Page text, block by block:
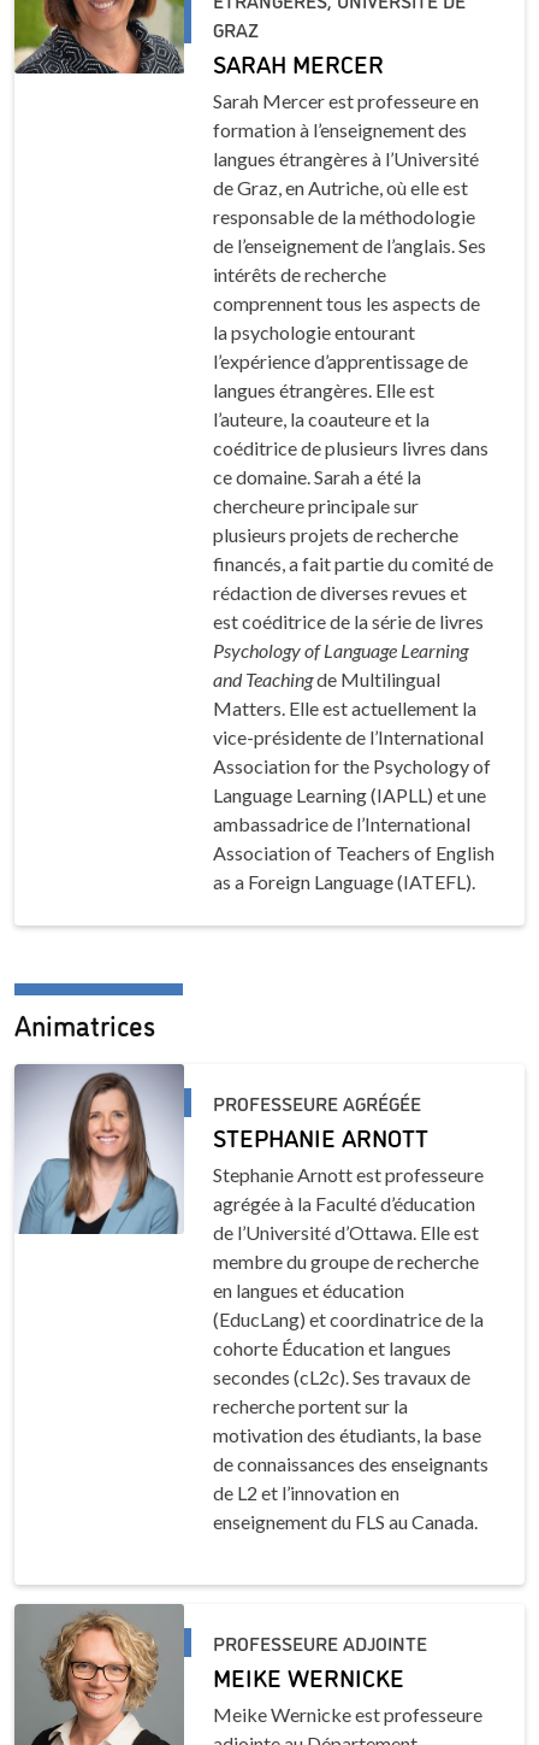
GRAZ
SARAH MERCER
Sarah Mercer est professeure en
formation à l’enseignement des
langues étrangères à l’Université
de Graz, en Autriche, où elle est
responsable de la méthodologie
de l’enseignement de l’anglais. Ses
intérêts de recherche
comprennent tous les aspects de
la psychologie entourant
l’expérience d’apprentissage de
langues étrangères. Elle est
l’auteure, la coauteure et la
coéditrice de plusieurs livres dans
ce domaine. Sarah a été la
chercheure principale sur
plusieurs projets de recherche
financés, a fait partie du comité de
rédaction de diverses revues et
est coéditrice de la série de livres
Psychology of Language Learning
and Teachingde Multilingual
Matters. Elle est actuellement la
vice-présidente de l’International
Association for the Psychology of
Language Learning (IAPLL) et une
ambassadrice de l’International
Association of Teachers of English
as a Foreign Language (IATEFL).
Animatrices
PROFESSEURE AGRÉGÉE
STEPHANIE ARNOTT
Stephanie Arnott est professeure
agrégée à la Faculté d’éducation
de l’Université d’Ottawa. Elle est
membre du groupe de recherche
en langues et éducation
(EducLang) et coordinatrice de la
cohorte Éducation et langues
secondes (cL2c). Ses travaux de
recherche portent sur la
motivation des étudiants, la base
de connaissances des enseignants
de L2 et l’innovation en
enseignement du FLS au Canada.
PROFESSEURE ADJOINTE
MEIKE WERNICKE
Meike Wernicke est professeure